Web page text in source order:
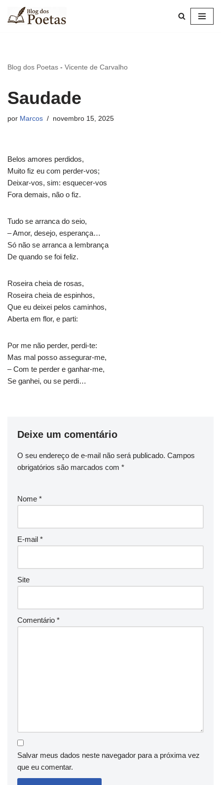
Pular
Blog dos Poetas - Vicente de Carvalho
Saudade
por Marcos novembro 15, 2025
Belos amores perdidos,
Muito fiz eu com perder-vos;
Deixar-vos, sim: esquecer-vos
Fora demais, não o fiz.
Tudo se arranca do seio,
– Amor, desejo, esperança…
Só não se arranca a lembrança
De quando se foi feliz.
Roseira cheia de rosas,
Roseira cheia de espinhos,
Que eu deixei pelos caminhos,
Aberta em flor, e parti:
Por me não perder, perdi-te:
Mas mal posso assegurar-me,
– Com te perder e ganhar-me,
Se ganhei, ou se perdi…
Deixe um comentário
O seu endereço de e-mail não será publicado. Campos
obrigatórios são marcados com *
Nome *
E-mail *
Site
Comentário *
Salvar meus dados neste navegador para a próxima vez
que eu comentar.